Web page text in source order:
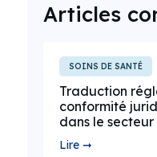
Articles
SOINS DE SANTÉ
Traduction
conformité
dans le
Lire ➞